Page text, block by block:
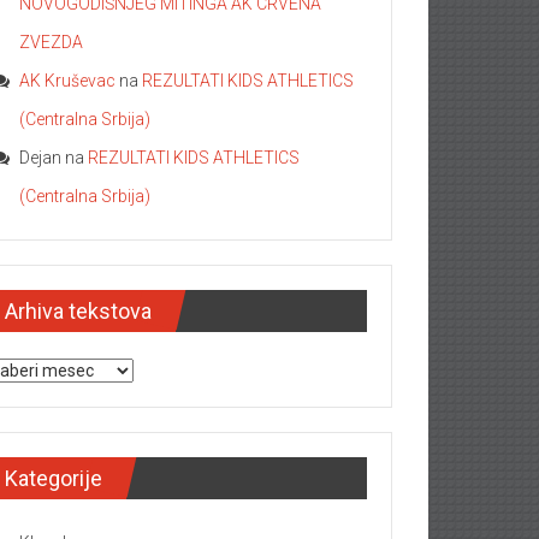
NOVOGODIŠNJEG MITINGA AK CRVENA
ZVEZDA
AK Kruševac na REZULTATI KIDS ATHLETICS
(Centralna Srbija)
Dejan na REZULTATI KIDS ATHLETICS
(Centralna Srbija)
Arhiva tekstova
tekstova
Kategorije